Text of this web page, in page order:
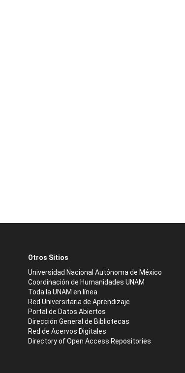
Otros Sitios
Universidad Nacional Autónoma de México
Coordinación de Humanidades UNAM
Toda la UNAM en línea
Red Universitaria de Aprendizaje
Portal de Datos Abiertos
Dirección General de Bibliotecas
Red de Acervos Digitales
Directory of Open Access Repositories